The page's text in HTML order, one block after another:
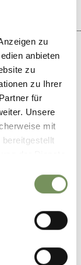
zu
anbieten
zu
zu Ihrer
für
Unsere
mit